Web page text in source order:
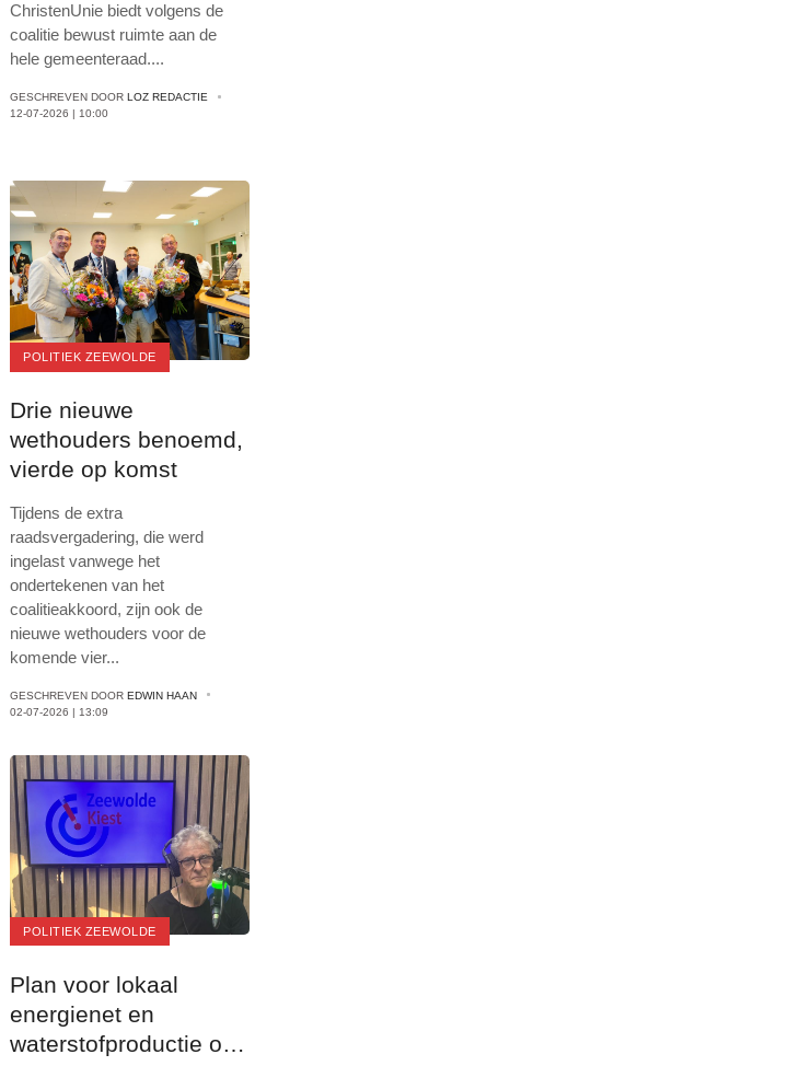
ChristenUnie biedt volgens de
coalitie bewust ruimte aan de
hele gemeenteraad....
GESCHREVEN DOORLOZ REDACTIE
12-07-2026 | 10:00
POLITIEK ZEEWOLDE
Drie nieuwe
wethouders benoemd,
vierde op komst
Tijdens de extra
raadsvergadering, die werd
ingelast vanwege het
ondertekenen van het
coalitieakkoord, zijn ook de
nieuwe wethouders voor de
komende vier...
GESCHREVEN DOOREDWIN HAAN
02-07-2026 | 13:09
POLITIEK ZEEWOLDE
Plan voor lokaal
energienet en
waterstofproductie op